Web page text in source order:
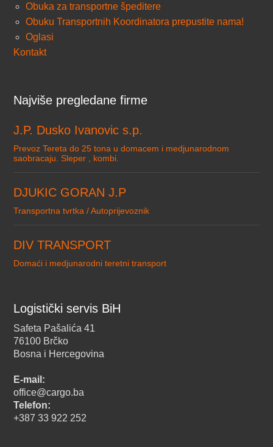
Obuka za transportne špeditere
Obuku Transportnih Koordinatora prepustite nama!
Oglasi
Kontakt
Najviše pregledane firme
J.P. Dusko Ivanovic s.p.
Prevoz Tereta do 25 tona u domacem i medjunarodnom
saobracaju. Sleper , kombi.
DJUKIC GORAN J.P
Transportna tvrtka / Autoprijevoznik
DIV TRANSPORT
Domaći i medjunarodni teretni transport
Logistički servis BiH
Safeta Pašalića 41
76100 Brčko
Bosna i Hercegovina
E-mail:
office@cargo.ba
Telefon:
+387 33 922 252